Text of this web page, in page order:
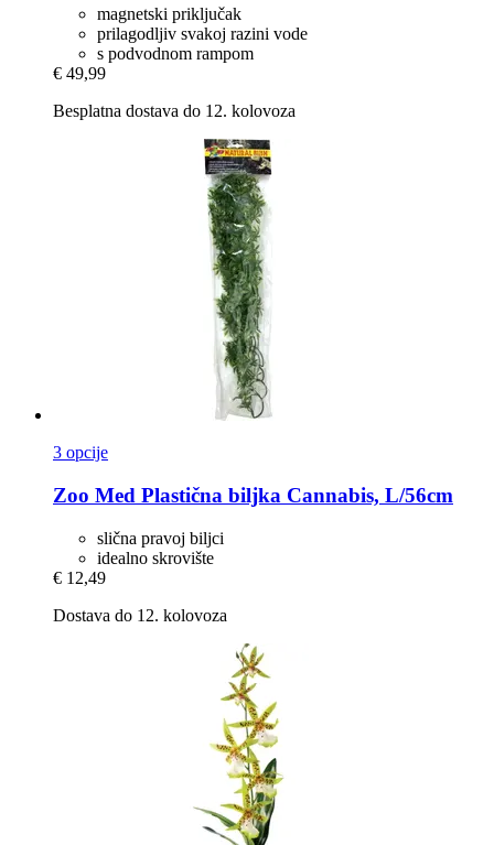
magnetski priključak
prilagodljiv svakoj razini vode
s podvodnom rampom
€ 49,99
Besplatna dostava do 12. kolovoza
3 opcije
Zoo Med Plastična biljka Cannabis, L/56cm
slična pravoj biljci
idealno skrovište
€ 12,49
Dostava do 12. kolovoza